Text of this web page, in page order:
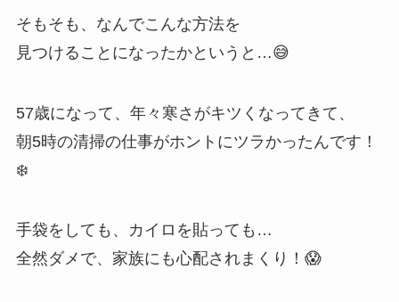
そもそも、なんでこんな方法を
見つけることになったかというと…😅
57歳になって、年々寒さがキツくなってきて、
朝5時の清掃の仕事がホントにツラかったんです！
❄️
手袋をしても、カイロを貼っても…
全然ダメで、家族にも心配されまくり！😱